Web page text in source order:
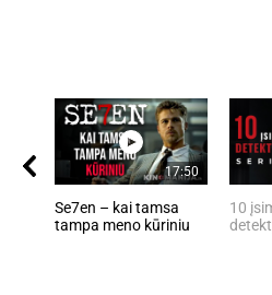
17:50
Se7en – kai tamsa
tampa meno kūriniu
10